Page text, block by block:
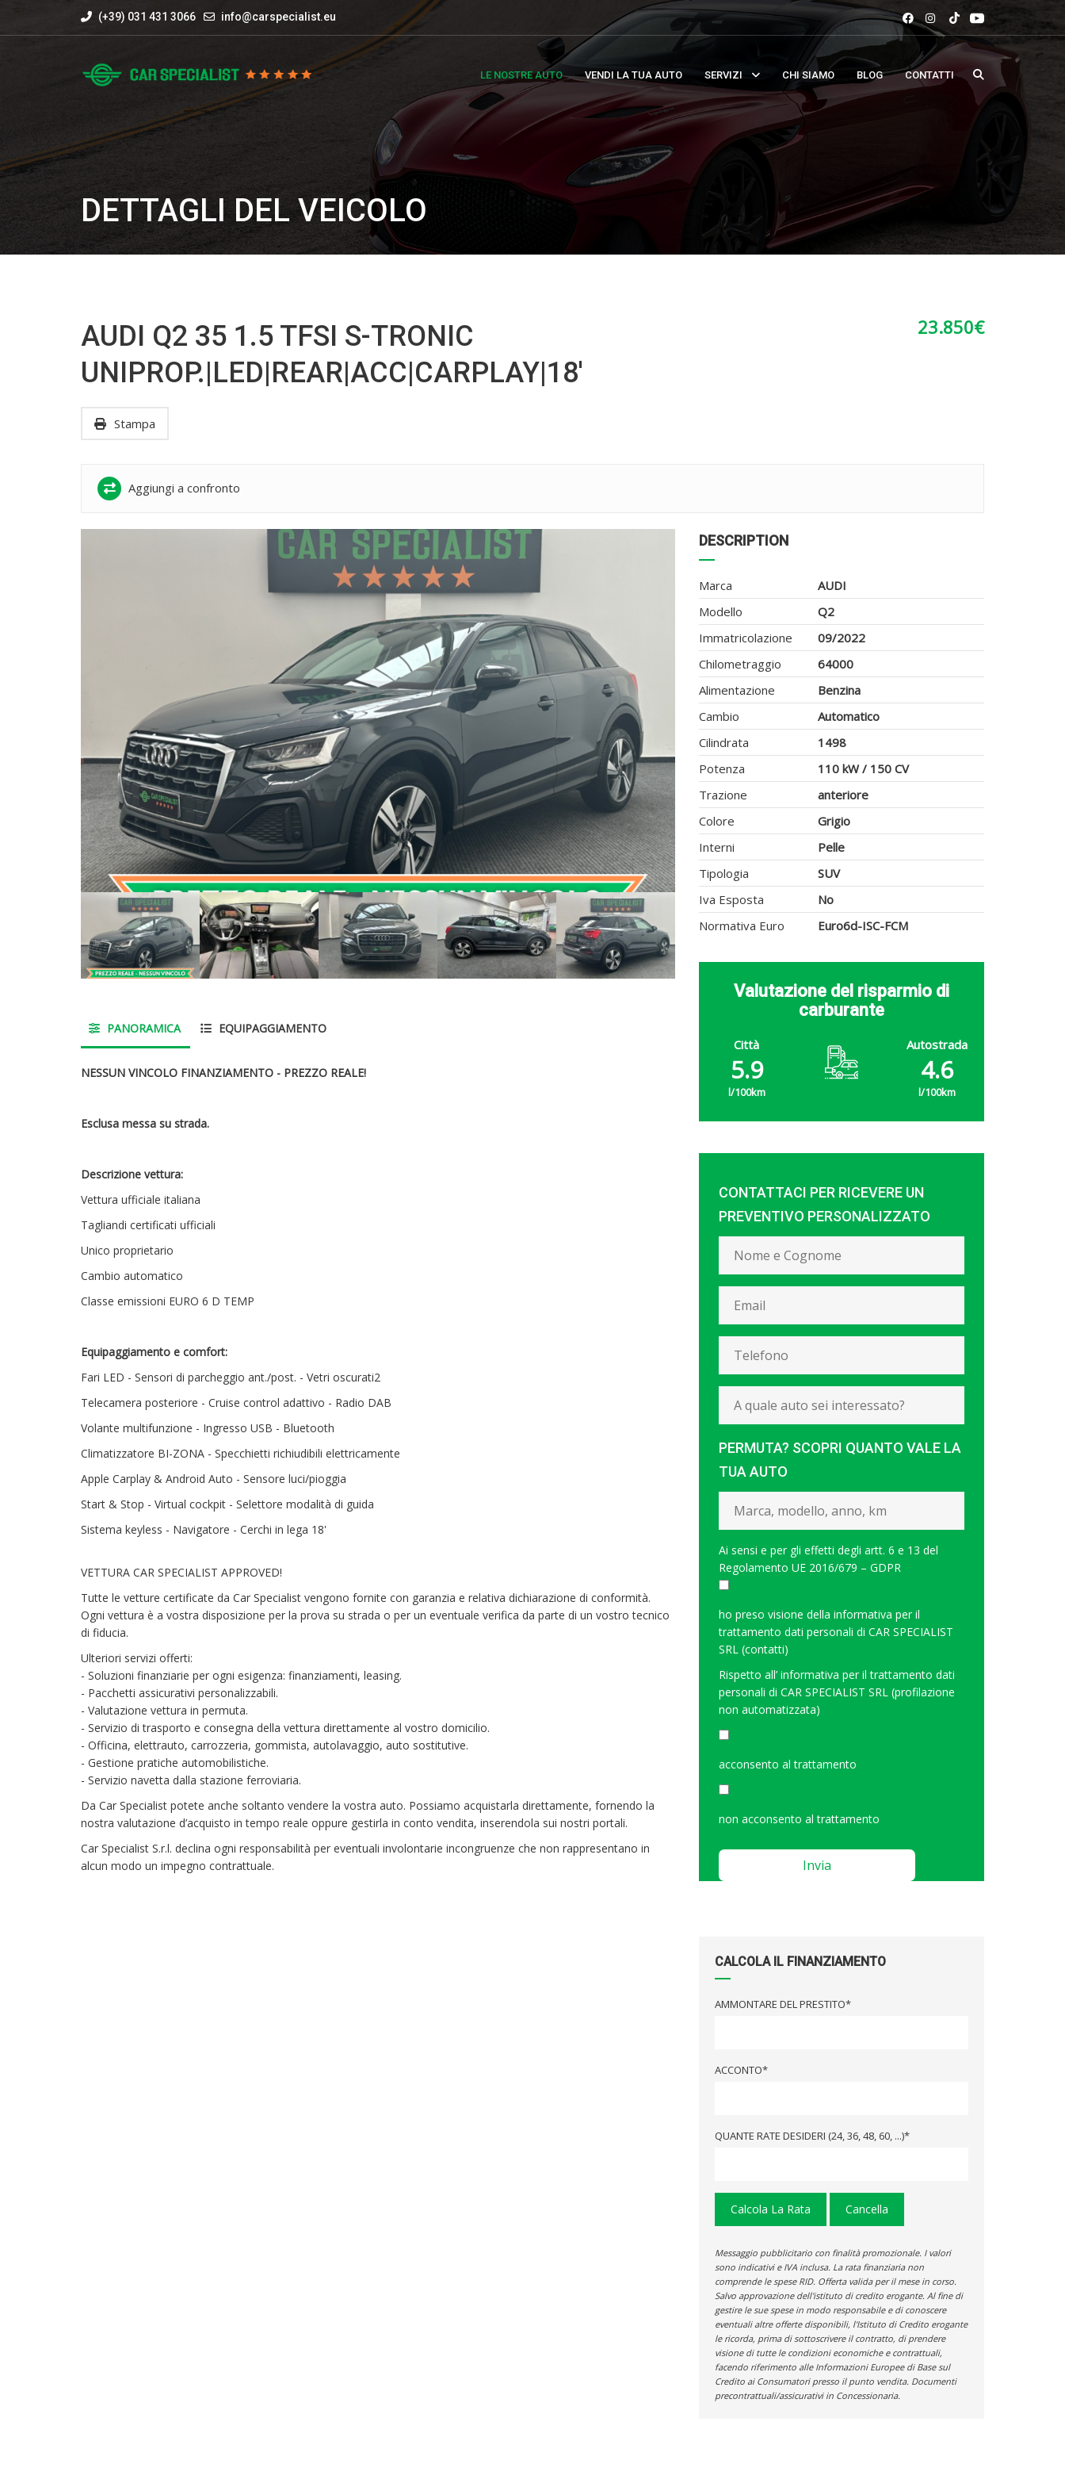
(+39) 031 431 3066 info@carspecialist.eu
LE NOSTRE AUTO VENDI LA TUA AUTO SERVIZI CHI SIAMO BLOG CONTATTI
DETTAGLI DEL VEICOLO
AUDI Q2 35 1.5 TFSI S-TRONIC
UNIPROP.|LED|REAR|ACC|CARPLAY|18′
23.850€
Stampa
Aggiungi a confronto
PANORAMICA EQUIPAGGIAMENTO
NESSUN VINCOLO FINANZIAMENTO - PREZZO REALE!
Esclusa messa su strada.
Descrizione vettura:
Vettura ufficiale italiana
Tagliandi certificati ufficiali
Unico proprietario
Cambio automatico
Classe emissioni EURO 6 D TEMP
Equipaggiamento e comfort:
Fari LED - Sensori di parcheggio ant./post. - Vetri oscurati2
Telecamera posteriore - Cruise control adattivo - Radio DAB
Volante multifunzione - Ingresso USB - Bluetooth
Climatizzatore BI-ZONA - Specchietti richiudibili elettricamente
Apple Carplay & Android Auto - Sensore luci/pioggia
Start & Stop - Virtual cockpit - Selettore modalità di guida
Sistema keyless - Navigatore - Cerchi in lega 18'
VETTURA CAR SPECIALIST APPROVED!
Tutte le vetture certificate da Car Specialist vengono fornite con garanzia e relativa dichiarazione di conformità.
Ogni vettura è a vostra disposizione per la prova su strada o per un eventuale verifica da parte di un vostro tecnico
di fiducia.
Ulteriori servizi offerti:
- Soluzioni finanziarie per ogni esigenza: finanziamenti, leasing.
- Pacchetti assicurativi personalizzabili.
- Valutazione vettura in permuta.
- Servizio di trasporto e consegna della vettura direttamente al vostro domicilio.
- Officina, elettrauto, carrozzeria, gommista, autolavaggio, auto sostitutive.
- Gestione pratiche automobilistiche.
- Servizio navetta dalla stazione ferroviaria.
Da Car Specialist potete anche soltanto vendere la vostra auto. Possiamo acquistarla direttamente, fornendo la
nostra valutazione d’acquisto in tempo reale oppure gestirla in conto vendita, inserendola sui nostri portali.
Car Specialist S.r.l. declina ogni responsabilità per eventuali involontarie incongruenze che non rappresentano in
alcun modo un impegno contrattuale.
DESCRIPTION
Marca
AUDI
Modello
Q2
Immatricolazione
09/2022
Chilometraggio
64000
Alimentazione
Benzina
Cambio
Automatico
Cilindrata
1498
Potenza
110 kW / 150 CV
Trazione
anteriore
Colore
Grigio
Interni
Pelle
Tipologia
SUV
Iva Esposta
No
Normativa Euro
Euro6d-ISC-FCM
Valutazione del risparmio di
carburante
Città
5.9
Autostrada
4.6
CONTATTACI PER RICEVERE UN
PREVENTIVO PERSONALIZZATO
PERMUTA? SCOPRI QUANTO VALE LA
TUA AUTO
Ai sensi e per gli effetti degli artt. 6 e 13 del
Regolamento UE 2016/679 – GDPR
ho preso visione della informativa per il
trattamento dati personali di CAR SPECIALIST
SRL (contatti)
Rispetto all’ informativa per il trattamento dati
personali di CAR SPECIALIST SRL (profilazione
non automatizzata)
acconsento al trattamento
non acconsento al trattamento
Please
this
CALCOLA IL FINANZIAMENTO
AMMONTARE DEL PRESTITO*
ACCONTO*
QUANTE RATE DESIDERI (24, 36, 48, 60, ...)*
Calcola La Rata Cancella
Messaggio pubblicitario con finalità promozionale. I valori
sono indicativi e IVA inclusa. La rata finanziaria non
comprende le spese RID. Offerta valida per il mese in corso.
Salvo approvazione dell'istituto di credito erogante. Al fine di
gestire le sue spese in modo responsabile e di conoscere
eventuali altre offerte disponibili, l'Istituto di Credito erogante
le ricorda, prima di sottoscrivere il contratto, di prendere
visione di tutte le condizioni economiche e contrattuali,
facendo riferimento alle Informazioni Europee di Base sul
Credito ai Consumatori presso il punto vendita. Documenti
precontrattuali/assicurativi in Concessionaria.